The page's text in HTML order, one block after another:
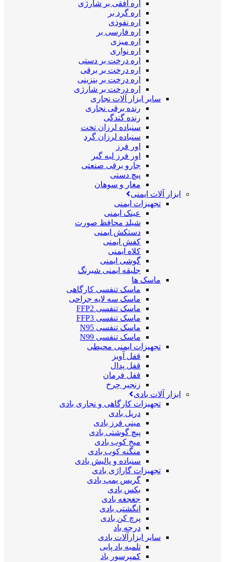
اره افقی بر شارژی
اره گرد بر
اره نفوذی
اره فارسی بر
اره میزی
اره نواری
اره درخت بر دستی
اره درخت بر برقی
اره درخت بر بنزینی
اره درخت بر شارژی
سایر ابزار آلات نجاری
رنده برقی نجاری
رنده گندگی
سنباده لرزان تخت
سنباده لرزان گرد
اور فرز
اور فرز لبه گیر
جارو برقی صنعتی
پیچ دستی
مغار و سوهان
ابزار آلات ایمنی
تجهیزات ایمنی
عینک ایمنی
شیلد محافظ صورت
دستکش ایمنی
کفش ایمنی
کلاه ایمنی
گوشی ایمنی
جلیقه ایمنی شبرنگ
ماسک ها
ماسک تنفسی کارگاهی
ماسک سه لایه جراحی
ماسک تنفسی FFP2
ماسک تنفسی FFP3
ماسک تنفسی N95
ماسک تنفسی N99
تجهیزات ایمنی محیطی
قفل آویز
قفل پدال
قفل فرمان
زنجیر چرخ
ابزار آلات بادی
تجهیزات کارگاهی و نجاری بادی
دریل بادی
مینی فرز بادی
پیچ گوشتی بادی
میخ کوب بادی
منگنه کوب بادی
سنباده و پالیش بادی
تجهیزات گاراژی بادی
گریس پمپ بادی
بکس بادی
جغجغه بادی
انگشتی بادی
پرچ کن بادی
درجه باد
سایر ابزارآلات بادی
تلمبه باد پایی
کمپرسور باد